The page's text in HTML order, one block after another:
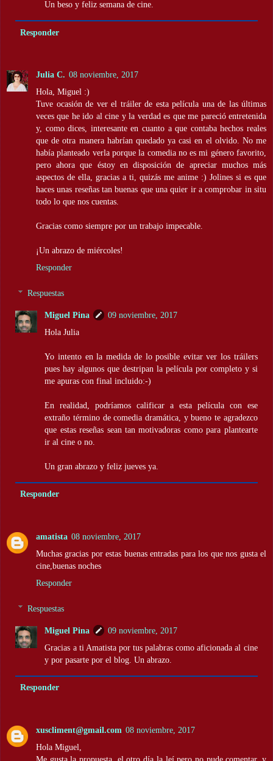
Un beso y feliz semana de cine.
Responder
Julia C. 08 noviembre, 2017
Hola, Miguel :)
Tuve ocasión de ver el tráiler de esta película una de las últimas
veces que he ido al cine y la verdad es que me pareció entretenida
y, como dices, interesante en cuanto a que contaba hechos reales
que de otra manera habrían quedado ya casi en el olvido. No me
había planteado verla porque la comedia no es mi género favorito,
pero ahora que éstoy en disposición de apreciar muchos más
aspectos de ella, gracias a ti, quizás me anime :) Jolines si es que
haces unas reseñas tan buenas que una quier ir a comprobar in situ
todo lo que nos cuentas.
Gracias como siempre por un trabajo impecable.
¡Un abrazo de miércoles!
Responder
Respuestas
Miguel Pina
09 noviembre, 2017
Hola Julia
Yo intento en la medida de lo posible evitar ver los tráilers
pues hay algunos que destripan la película por completo y si
me apuras con final incluido:-)
En realidad, podríamos calificar a esta película con ese
extraño término de comedia dramática, y bueno te agradezco
que estas reseñas sean tan motivadoras como para plantearte
ir al cine o no.
Un gran abrazo y feliz jueves ya.
Responder
amatista 08 noviembre, 2017
Muchas gracias por estas buenas entradas para los que nos gusta el
cine,buenas noches
Responder
Respuestas
Miguel Pina
09 noviembre, 2017
Gracias a ti Amatista por tus palabras como aficionada al cine
y por pasarte por el blog. Un abrazo.
Responder
xuscliment@gmail.com 08 noviembre, 2017
Hola Miguel,